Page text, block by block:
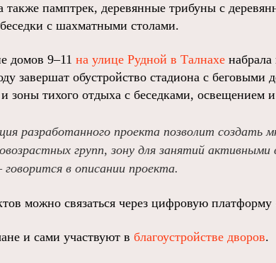
также памптрек, деревянные трибуны с
с шахматными столами.
домов 9–11 на улице Рудной в Талнахе набрала
завершат обустройство стадиона с беговыми
зоны тихого отдыха с беседками, освещением
разработанного проекта позволит создать
групп, зону для занятий
в описании проекта.
можно связаться через цифровую платформу
и сами участвуют в благоустройстве дворов.